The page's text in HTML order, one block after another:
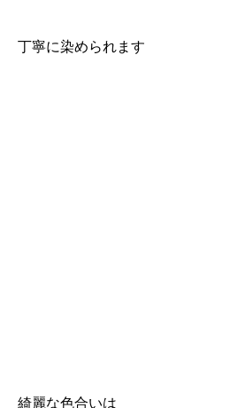
丁寧に染められます
綺麗な色合いは